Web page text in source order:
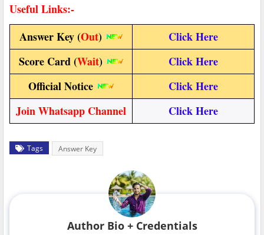
Useful Links:-
Answer Key (Out)
Click Here
Score Card (Wait)
Click Here
Official Notice
Click Here
Join Whatsapp Channel
Click Here
Tags Answer Key
Author Bio + Credentials